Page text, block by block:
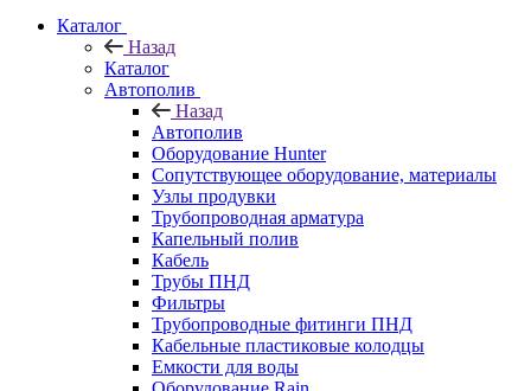
Каталог
Назад
Каталог
Автополив
Назад
Автополив
Оборудование Hunter
Сопутствующее оборудование, материалы
Узлы продувки
Трубопроводная арматура
Капельный полив
Кабель
Трубы ПНД
Фильтры
Трубопроводные фитинги ПНД
Кабельные пластиковые колодцы
Емкости для воды